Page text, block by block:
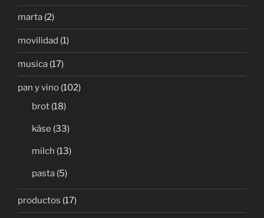
marta (2)
movilidad (1)
musica (17)
pan y vino (102)
brot (18)
käse (33)
milch (13)
pasta (5)
productos (17)